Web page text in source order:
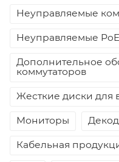
Неуправляемые
Неуправляемые
Дополнительное
коммутаторов
Жесткие диски для
Мониторы
Кабельная